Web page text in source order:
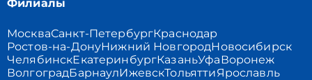
Филиалы
МоскваСанкт-ПетербургКраснодар
Ростов-на-ДонуНижний НовгородНовосибирск
ЧелябинскЕкатеринбургКазаньУфаВоронеж
ВолгоградБарнаулИжевскТольяттиЯрославль